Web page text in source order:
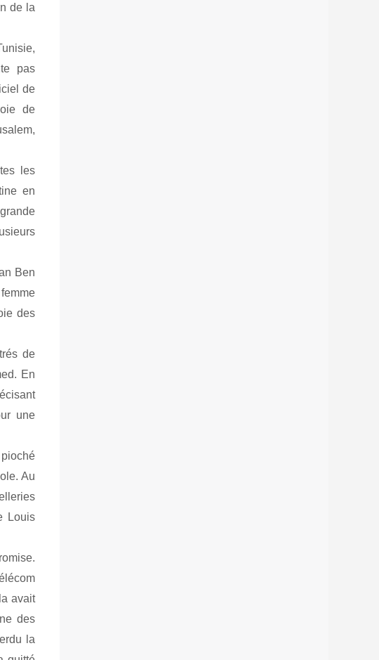
de la
pas
de
de
les
en
Ben
des
de
En
une
Au
Louis
avait
des
la